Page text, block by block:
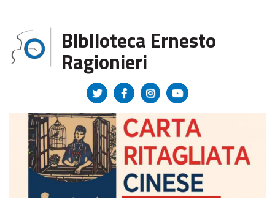
Biblioteca Ernesto
Ragionieri